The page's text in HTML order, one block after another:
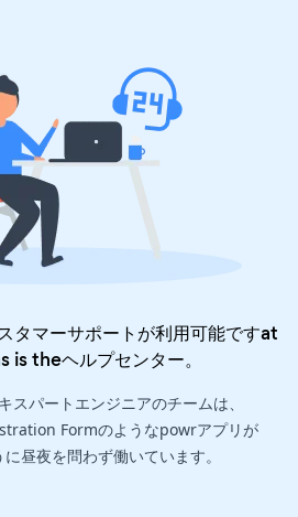
マーサポートが利用可能ですat
is theヘルプセンター。
スパートエンジニアのチームは、
Formのようなpowrアプリが
昼夜を問わず働いています。